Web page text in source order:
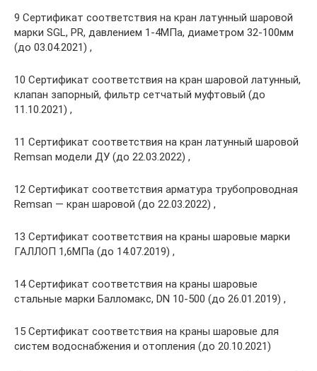
9 Сертификат соответствия на кран латунный шаровой
марки SGL, PR, давлением 1-4МПа, диаметром 32-100мм
(до 03.04.2021) ,
10 Сертификат соответствия на кран шаровой латунный,
клапан запорный, фильтр сетчатый муфтовый (до
11.10.2021) ,
11 Сертификат соответствия на кран латунный шаровой
Remsan модели ДУ (до 22.03.2022) ,
12 Сертификат соответствия арматура трубопроводная
Remsan — кран шаровой (до 22.03.2022) ,
13 Сертификат соответствия на краны шаровые марки
ГАЛЛОП 1,6МПа (до 14.07.2019) ,
14 Сертификат соответствия на краны шаровые
стальные марки Балломакс, DN 10-500 (до 26.01.2019) ,
15 Сертификат соответствия на краны шаровые для
систем водоснабжения и отопления (до 20.10.2021)